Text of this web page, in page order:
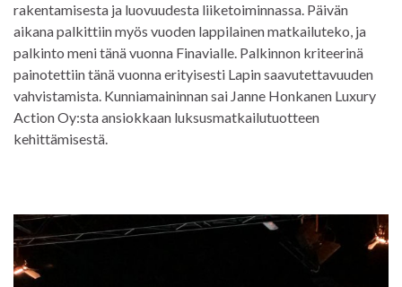
rakentamisesta ja luovuudesta liiketoiminnassa. Päivän
aikana palkittiin myös vuoden lappilainen matkailuteko, ja
palkinto meni tänä vuonna Finavialle. Palkinnon kriteerinä
painotettiin tänä vuonna erityisesti Lapin saavutettavuuden
vahvistamista. Kunniamaininnan sai Janne Honkanen Luxury
Action Oy:sta ansiokkaan luksusmatkailutuotteen
kehittämisestä.